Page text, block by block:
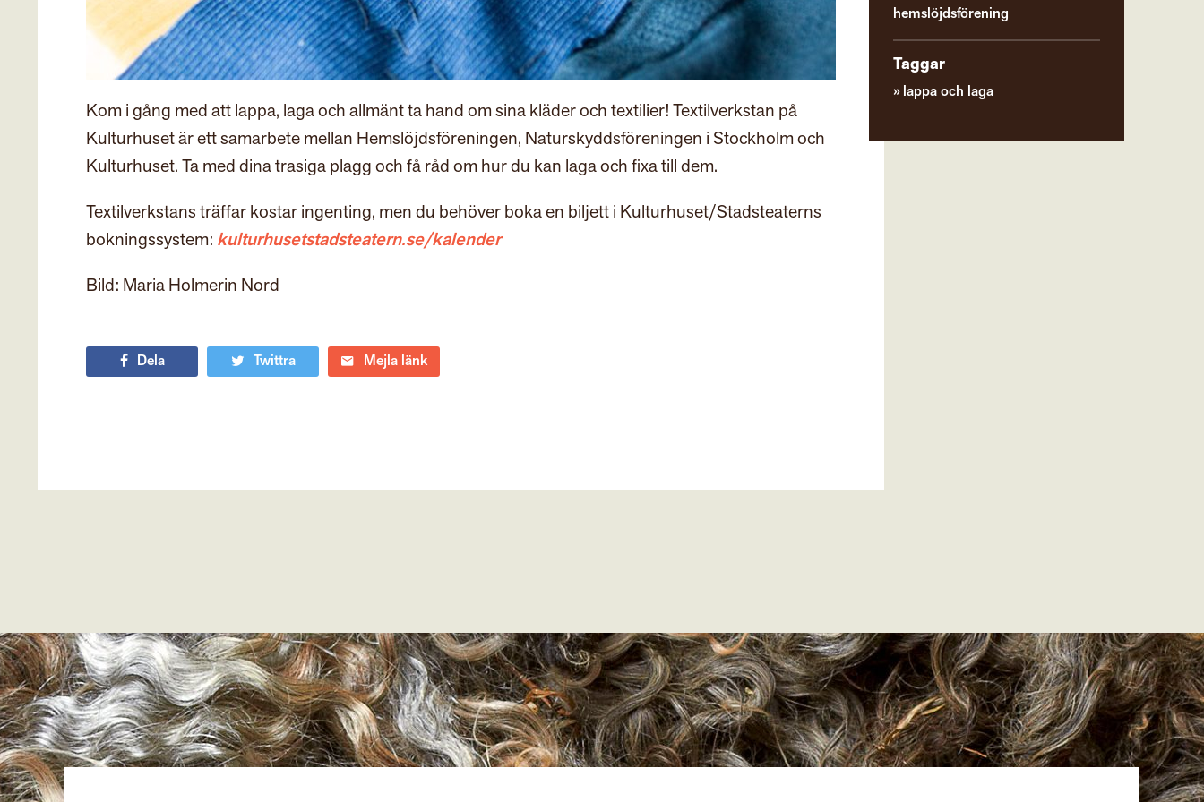
Kom i gång med att lappa, laga och allmänt ta hand om sina kläder och textilier! Textilverkstan på
Kulturhuset är ett samarbete mellan Hemslöjdsföreningen, Naturskyddsföreningen i Stockholm och
Kulturhuset. Ta med dina trasiga plagg och få råd om hur du kan laga och fixa till dem.
Textilverkstans träffar kostar ingenting, men du behöver boka en biljett i Kulturhuset/Stadsteaterns
bokningssystem: kulturhusetstadsteatern.se/kalender
Bild: Maria Holmerin Nord
Dela Twittra Mejla länk
hemslöjdsförening
Taggar
lappa och laga